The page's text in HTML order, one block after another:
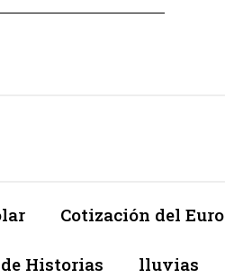
Cotización del Euro
Historias lluvias